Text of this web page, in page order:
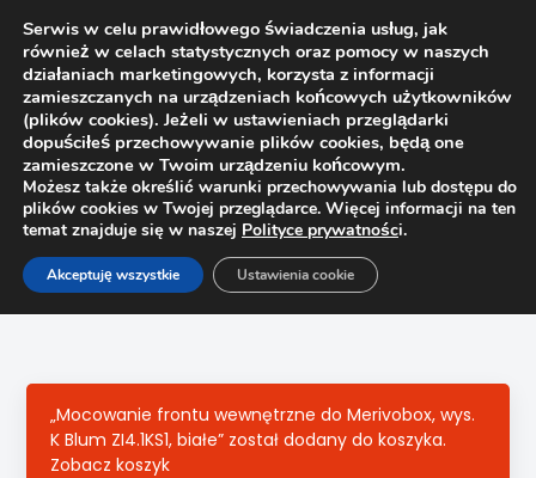
Strona główna Sklep
Szuflady
Mocowanie frontu wewnętrzne do Merivobox, wys. K Blum
„Mocowanie frontu wewnętrzne do Merivobox, wys.
K Blum ZI4.1KS1, białe” został dodany do koszyka.
Zobacz koszyk
Serwis w celu prawidłowego świadczenia usług, jak
również w celach statystycznych oraz pomocy w naszych
działaniach marketingowych, korzysta z informacji
zamieszczanych na urządzeniach końcowych użytkowników
(plików cookies). Jeżeli w ustawieniach przeglądarki
dopuściłeś przechowywanie plików cookies, będą one
zamieszczone w Twoim urządzeniu końcowym.
Możesz także określić warunki przechowywania lub dostępu do
plików cookies w Twojej przeglądarce. Więcej informacji na ten
temat znajduje się w naszej Polityce prywatności.
Akceptuję wszystkie Ustawienia cookie